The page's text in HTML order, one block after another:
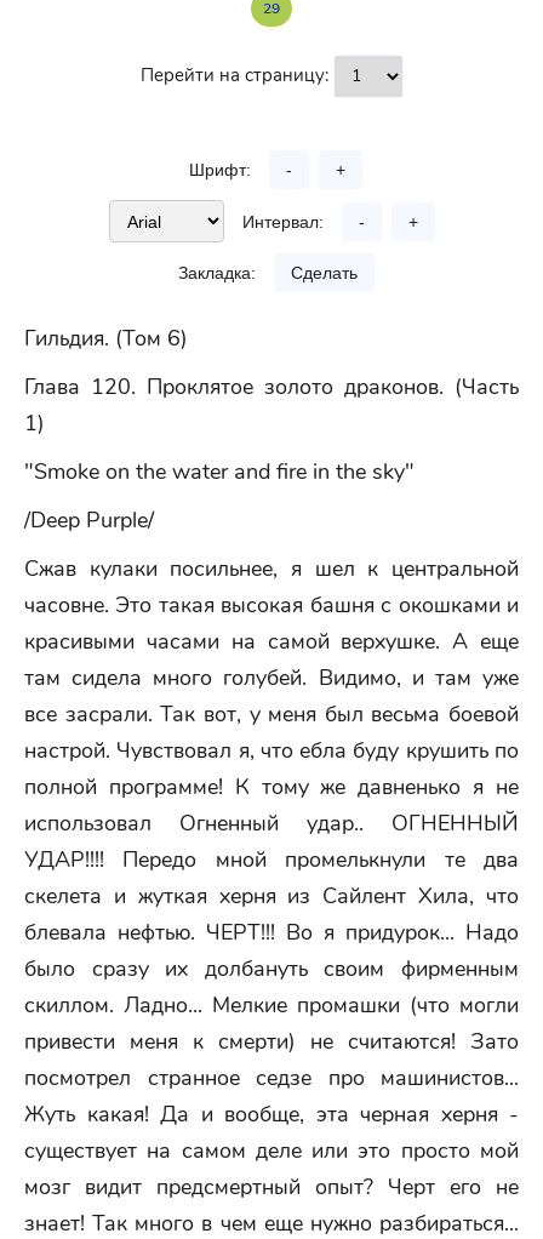
29
Перейти на страницу:
Шрифт: - +
Интервал: - +
Закладка: Сделать
Гильдия. (Том 6)
Глава 120. Проклятое золото драконов. (Часть
1)
"Smoke on the water and fire in the sky"
/Deep Purple/
Сжав кулаки посильнее, я шел к центральной
часовне. Это такая высокая башня с окошками и
красивыми часами на самой верхушке. А еще
там сидела много голубей. Видимо, и там уже
все засрали. Так вот, у меня был весьма боевой
настрой. Чувствовал я, что ебла буду крушить по
полной программе! К тому же давненько я не
использовал Огненный удар.. ОГНЕННЫЙ
УДАР!!!! Передо мной промелькнули те два
скелета и жуткая херня из Сайлент Хила, что
блевала нефтью. ЧЕРТ!!! Во я придурок... Надо
было сразу их долбануть своим фирменным
скиллом. Ладно... Мелкие промашки (что могли
привести меня к смерти) не считаются! Зато
посмотрел странное седзе про машинистов...
Жуть какая! Да и вообще, эта черная херня -
существует на самом деле или это просто мой
мозг видит предсмертный опыт? Черт его не
знает! Так много в чем еще нужно разбираться...